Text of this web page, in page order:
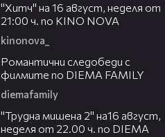
"Хитч" на 16 август, неделя от
21:00 ч. по KINO NOVA
kinonova_
Романтични следобеди с
филмите по DIEMA FAMILY
diemafamily
"Трудна мишена 2" на16 август,
неделя от 22.00 ч. по DIEMA